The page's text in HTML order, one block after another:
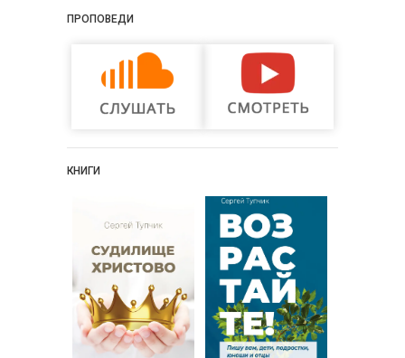
ПРОПОВЕДИ
КНИГИ